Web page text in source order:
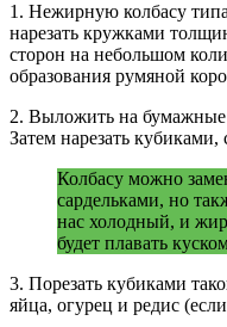
1. Нежирную колбасу
нарезать кружками
сторон на небольшом
образования румяной
2. Выложить на бумажные
Затем нарезать кубиками,
Колбасу можно
сардельками, но
нас холодный, и
будет плавать
3. Порезать кубиками
яйца, огурец и редис